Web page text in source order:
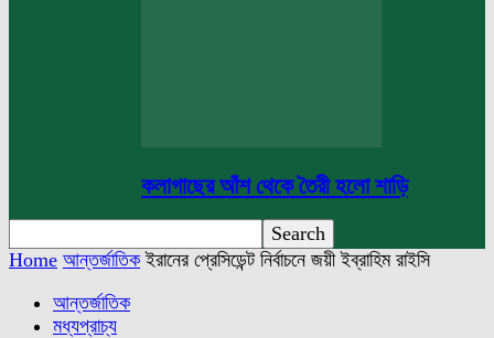
কলাগাছের আঁশ থেকে তৈরী হলো শাড়ি
Home আন্তর্জাতিক ইরানের প্রেসিডেন্ট নির্বাচনে জয়ী ইব্রাহিম রাইসি
আন্তর্জাতিক
মধ্যপ্রাচ্য